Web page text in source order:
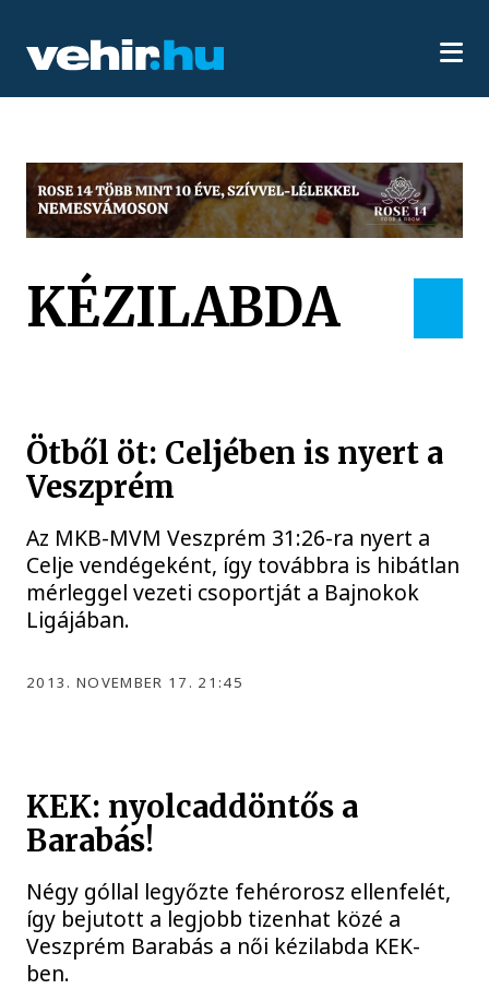
KÉZILABDA
Ötből öt: Celjében is nyert a
Veszprém
Az MKB-MVM Veszprém 31:26-ra nyert a
Celje vendégeként, így továbbra is hibátlan
mérleggel vezeti csoportját a Bajnokok
Ligájában.
2013. NOVEMBER 17. 21:45
KEK: nyolcaddöntős a
Barabás!
Négy góllal legyőzte fehérorosz ellenfelét,
így bejutott a legjobb tizenhat közé a
Veszprém Barabás a női kézilabda KEK-
ben.